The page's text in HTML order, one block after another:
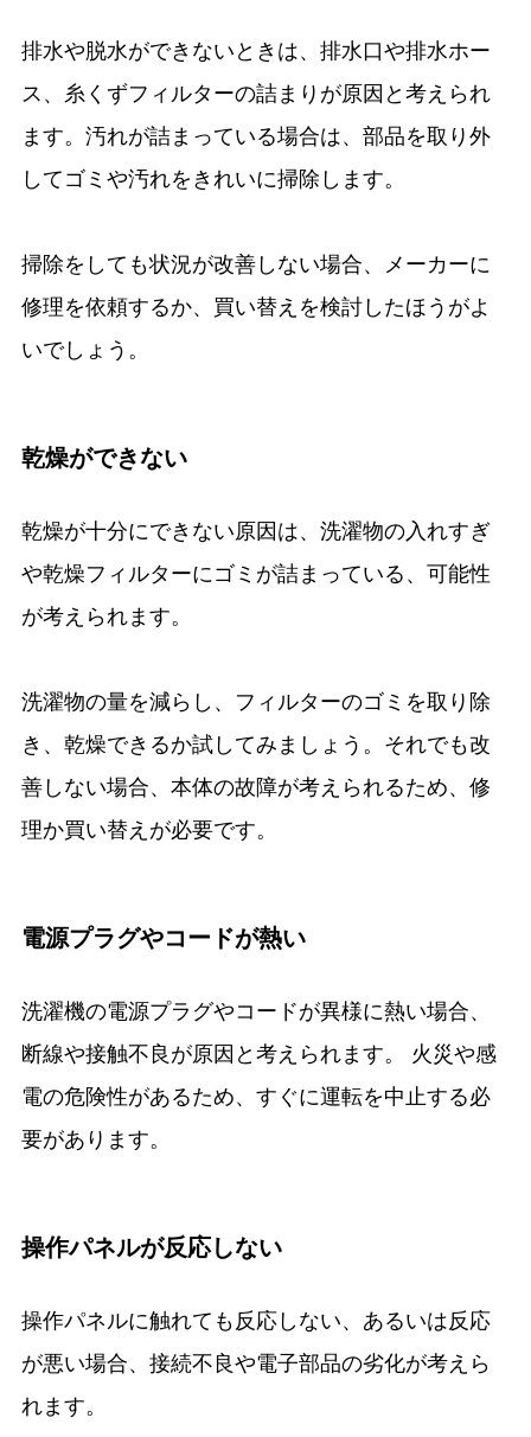
排水や脱水ができないときは、排水口や排水ホー
ス、糸くずフィルターの詰まりが原因と考えられ
ます。汚れが詰まっている場合は、部品を取り外
してゴミや汚れをきれいに掃除します。
掃除をしても状況が改善しない場合、メーカーに
修理を依頼するか、買い替えを検討したほうがよ
いでしょう。
乾燥ができない
乾燥が十分にできない原因は、洗濯物の入れすぎ
や乾燥フィルターにゴミが詰まっている、可能性
が考えられます。
洗濯物の量を減らし、フィルターのゴミを取り除
き、乾燥できるか試してみましょう。それでも改
善しない場合、本体の故障が考えられるため、修
理か買い替えが必要です。
電源プラグやコードが熱い
洗濯機の電源プラグやコードが異様に熱い場合、
断線や接触不良が原因と考えられます。 火災や感
電の危険性があるため、すぐに運転を中止する必
要があります。
操作パネルが反応しない
操作パネルに触れても反応しない、あるいは反応
が悪い場合、接続不良や電子部品の劣化が考えら
れます。